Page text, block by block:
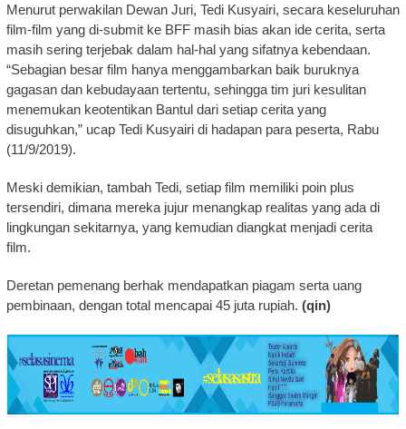
Menurut perwakilan Dewan Juri, Tedi Kusyairi, secara keseluruhan
film-film yang di-submit ke BFF masih bias akan ide cerita, serta
masih sering terjebak dalam hal-hal yang sifatnya kebendaan.
“Sebagian besar film hanya menggambarkan baik buruknya
gagasan dan kebudayaan tertentu, sehingga tim juri kesulitan
menemukan keotentikan Bantul dari setiap cerita yang
disuguhkan,” ucap Tedi Kusyairi di hadapan para peserta, Rabu
(11/9/2019).
Meski demikian, tambah Tedi, setiap film memiliki poin plus
tersendiri, dimana mereka jujur menangkap realitas yang ada di
lingkungan sekitarnya, yang kemudian diangkat menjadi cerita
film.
Deretan pemenang berhak mendapatkan piagam serta uang
pembinaan, dengan total mencapai 45 juta rupiah. (qin)